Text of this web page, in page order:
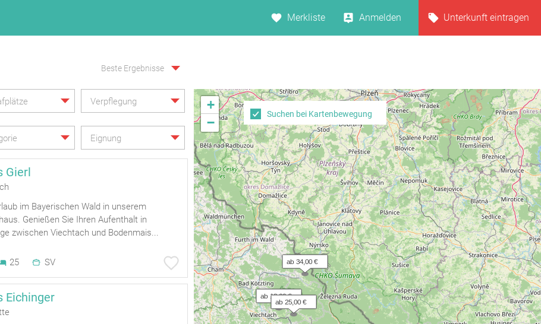
Merkliste Anmelden Unterkunft eintragen
Beste Ergebnisse
Verpflegung
Eignung
Gierl
im Bayerischen Wald in unserem
Genießen Sie Ihren Aufenthalt in
zwischen Viechtach und Bodenmais...
25 SV
Eichinger ab 18,00 €
ab 25,00 €
ab 34,00 €
+
−
Suchen bei Kartenbewegung